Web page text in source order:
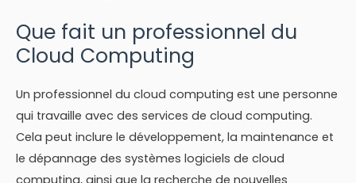
Que fait un professionnel du
Cloud Computing
Un professionnel du cloud computing est une personne
qui travaille avec des services de cloud computing.
Cela peut inclure le développement, la maintenance et
le dépannage des systèmes logiciels de cloud